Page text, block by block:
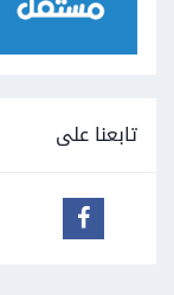
تابعنا على